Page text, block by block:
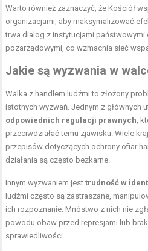
Warto również zaznaczyć, że Kościół
organizacjami, aby maksymalizować
trwa dialog z instytucjami państwowymi
pozarządowymi, co wzmacnia sieć
Jakie są wyzwania w
Walka z handlem ludźmi to złożony
istotnych wyzwań. Jednym z głównych
odpowiednich regulacji prawnych ,
przeciwdziałać temu zjawisku. Wiele
przepisów dotyczących ochrony ofiar
działania są często bezkarne.
Innym wyzwaniem jesttrudność w
ludźmi często są zastraszane,
ich rozpoznanie. Mnóstwo z nich nie
powodu obaw przed represjami lub
sprawiedliwości.